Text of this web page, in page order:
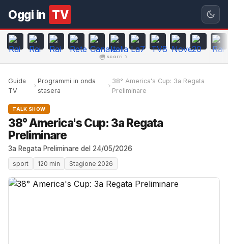
Oggi in TV
scorri
Guida
TV
Programmi in onda
stasera
38° America's Cup: 3a Regata
Preliminare
TALK SHOW
38° America's Cup: 3a Regata
Preliminare
3a Regata Preliminare del 24/05/2026
sport 120 min Stagione 2026